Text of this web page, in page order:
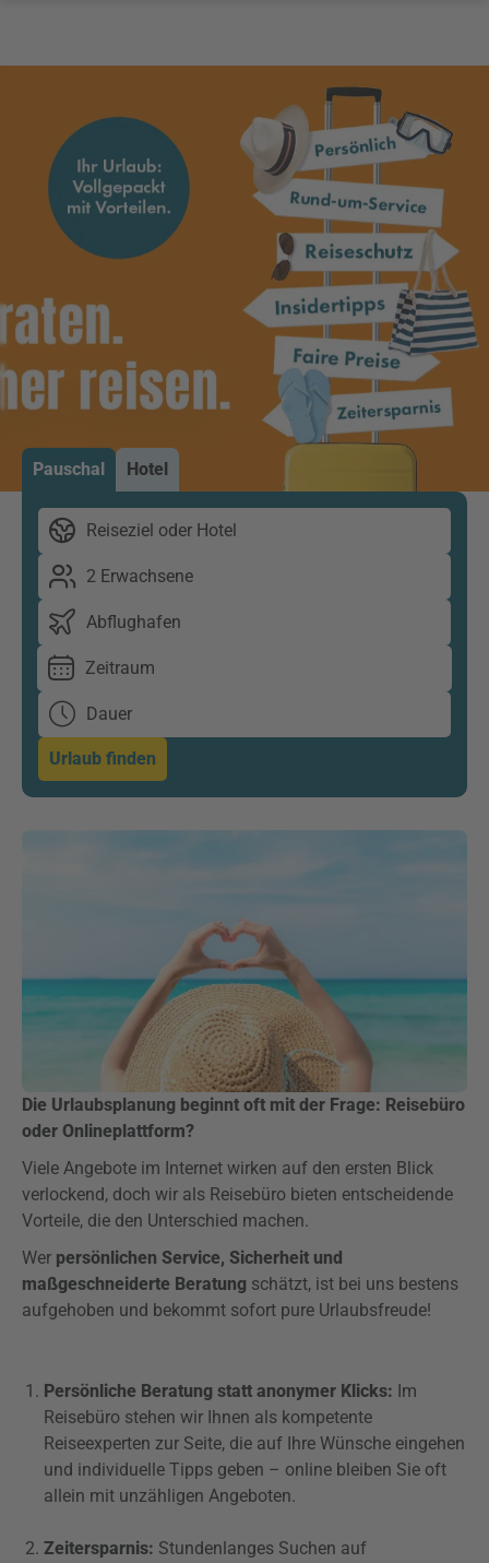
Pauschal Hotel
Reiseziel oder Hotel
2 Erwachsene
Abflughafen
Zeitraum
Dauer
Urlaub finden
Die Urlaubsplanung beginnt oft mit der Frage: Reisebüro
oder Onlineplattform?
Viele Angebote im Internet wirken auf den ersten Blick
verlockend, doch wir als Reisebüro bieten entscheidende
Vorteile, die den Unterschied machen.
Wer persönlichen Service, Sicherheit und
maßgeschneiderte Beratung schätzt, ist bei uns bestens
aufgehoben und bekommt sofort pure Urlaubsfreude!
Persönliche Beratung statt anonymer Klicks: Im
Reisebüro stehen wir Ihnen als kompetente
Reiseexperten zur Seite, die auf Ihre Wünsche eingehen
und individuelle Tipps geben – online bleiben Sie oft
allein mit unzähligen Angeboten.
Zeitersparnis: Stundenlanges Suchen auf